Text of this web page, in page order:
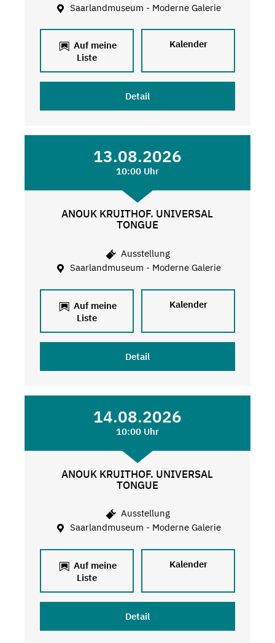
Saarlandmuseum - Moderne Galerie
Auf meine
Liste
Kalender
Detail
13.08.2026
10:00 Uhr
ANOUK KRUITHOF. UNIVERSAL
TONGUE
Ausstellung
Saarlandmuseum - Moderne Galerie
Auf meine
Liste
Kalender
Detail
14.08.2026
10:00 Uhr
ANOUK KRUITHOF. UNIVERSAL
TONGUE
Ausstellung
Saarlandmuseum - Moderne Galerie
Auf meine
Liste
Kalender
Detail